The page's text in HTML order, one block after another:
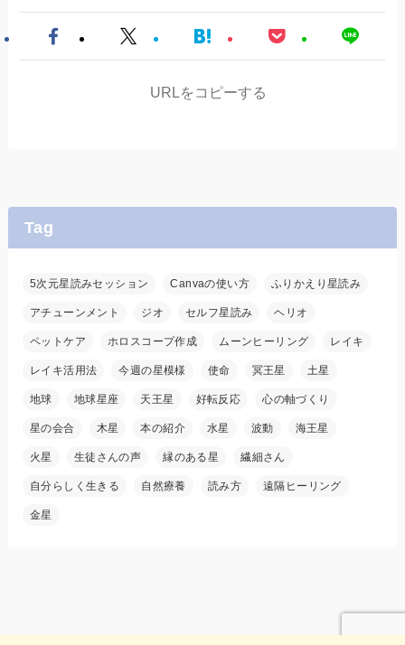
URLをコピーする
Tag
5次元星読みセッション Canvaの使い方 ふりかえり星読み
アチューンメント ジオ セルフ星読み ヘリオ
ペットケア ホロスコープ作成 ムーンヒーリング レイキ
レイキ活用法 今週の星模様 使命 冥王星 土星
地球 地球星座 天王星 好転反応 心の軸づくり
星の会合 木星 本の紹介 水星 波動 海王星
火星 生徒さんの声 縁のある星 繊細さん
自分らしく生きる 自然療養 読み方 遠隔ヒーリング
金星